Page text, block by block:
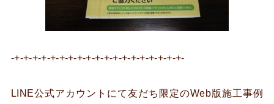
-+-+-+-+-+-+-+-+-+-+-+-+-+-+-+-+-+-+-+-
LINE公式アカウントにて友だち限定のWeb版施工事例